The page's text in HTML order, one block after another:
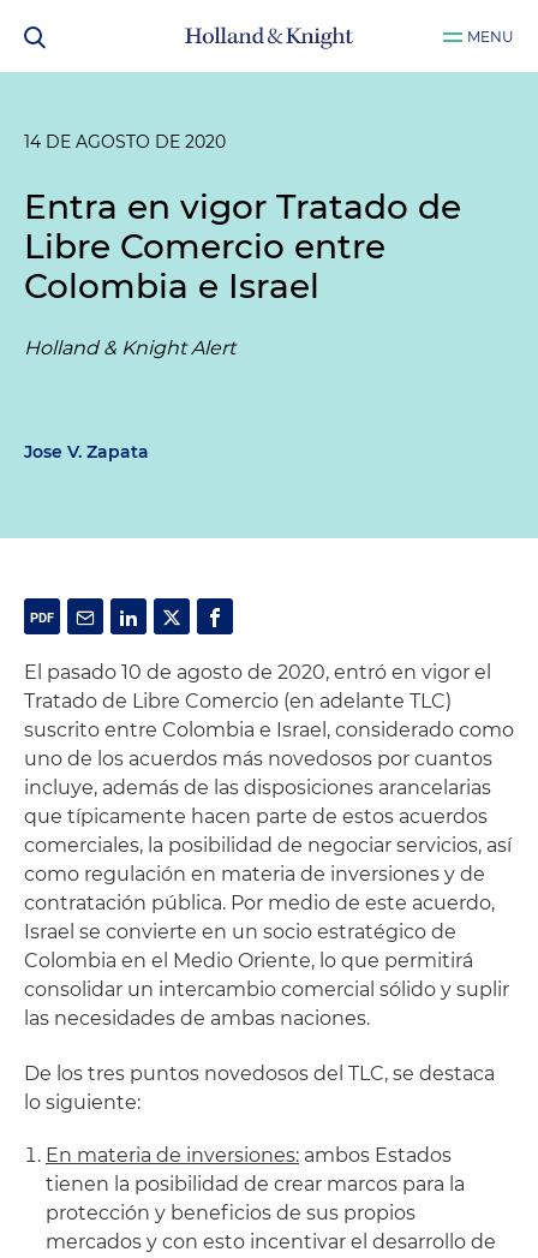
MENU
14 DE AGOSTO DE 2020
Entra en vigor Tratado de
Libre Comercio entre
Colombia e Israel
Holland & Knight Alert
Jose V. Zapata
El pasado 10 de agosto de 2020, entró en vigor el
Tratado de Libre Comercio (en adelante TLC)
suscrito entre Colombia e Israel, considerado como
uno de los acuerdos más novedosos por cuantos
incluye, además de las disposiciones arancelarias
que típicamente hacen parte de estos acuerdos
comerciales, la posibilidad de negociar servicios, así
como regulación en materia de inversiones y de
contratación pública. Por medio de este acuerdo,
Israel se convierte en un socio estratégico de
Colombia en el Medio Oriente, lo que permitirá
consolidar un intercambio comercial sólido y suplir
las necesidades de ambas naciones.
De los tres puntos novedosos del TLC, se destaca
lo siguiente:
En materia de inversiones: ambos Estados
tienen la posibilidad de crear marcos para la
protección y beneficios de sus propios
mercados y con esto incentivar el desarrollo de